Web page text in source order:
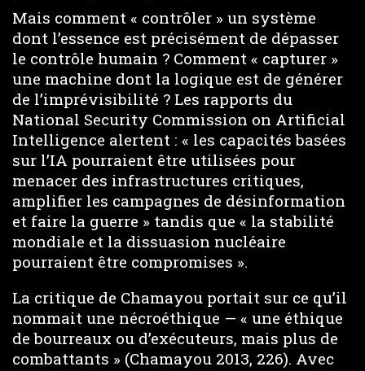
Mais comment « contrôler » un système
dont l’essence est précisément de dépasser
le contrôle humain ? Comment « capturer »
une machine dont la logique est de générer
de l’imprévisibilité ? Les rapports du
National Security Commission on Artificial
Intelligence alertent : « les capacités basées
sur l’IA pourraient être utilisées pour
menacer des infrastructures critiques,
amplifier les campagnes de désinformation
et faire la guerre » tandis que « la stabilité
mondiale et la dissuasion nucléaire
pourraient être compromises ».
La critique de Chamayou portait sur ce qu’il
nommait une nécroéthique — « une éthique
de bourreaux ou d’exécuteurs, mais plus de
combattants » (Chamayou 2013, 226). Avec